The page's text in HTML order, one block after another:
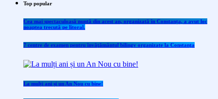
Top popular
Cea mai spectaculoasă nuntă din acest an, organizată în Constanța, a avut loc
noaptea trecută pe litoral.
7 centre de examen pentru învăţământul bilingv organizate la Constanţa
La mulți ani și un An Nou cu bine!